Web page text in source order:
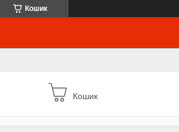
Кошик
Кошик